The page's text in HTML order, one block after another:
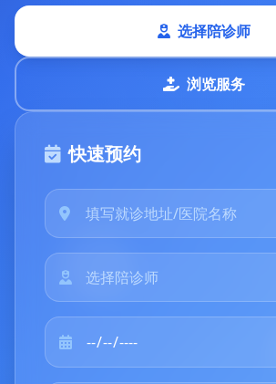
选择陪诊师
浏览服务
快速预约